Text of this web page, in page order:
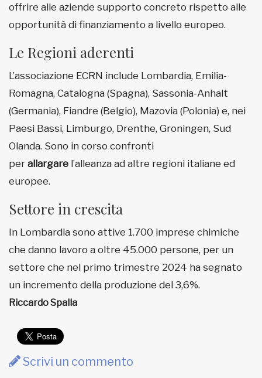
offrire alle aziende supporto concreto rispetto alle
opportunità di finanziamento a livello europeo.
Le Regioni aderenti
L’associazione ECRN include Lombardia, Emilia-
Romagna, Catalogna (Spagna), Sassonia-Anhalt
(Germania), Fiandre (Belgio), Mazovia (Polonia) e, nei
Paesi Bassi, Limburgo, Drenthe, Groningen, Sud
Olanda. Sono in corso confronti
per allargare l’alleanza ad altre regioni italiane ed
europee.
Settore in crescita
In Lombardia sono attive 1.700 imprese chimiche
che danno lavoro a oltre 45.000 persone, per un
settore che nel primo trimestre 2024 ha segnato
un incremento della produzione del 3,6%.
Riccardo Spalla
Scrivi un commento